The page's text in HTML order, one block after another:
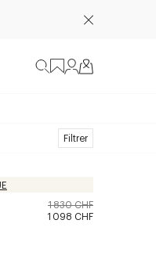
Filtrer
1 830 CHF
1 098 CHF